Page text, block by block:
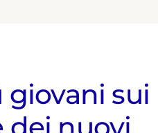
giovani sui